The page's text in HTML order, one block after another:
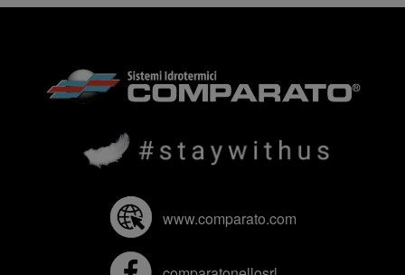
www.comparato.com